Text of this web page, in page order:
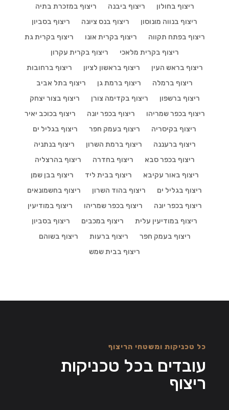
ריצוף בחולון
ריצוף ביבנה
ריצוף במזכרת בתיה
ריצוף בנווה מונוסון
ריצוף בנס ציונה
ריצוף בסביון
ריצוף בפתח תקווה
ריצוף בקרית אונו
ריצוף בקרית גת
ריצוף בקרית מלאכי
ריצוף בקרית עקרון
ריצוף בראש העין
ריצוף בראשון לציון
ריצוף ברחובות
ריצוף ברמלה
ריצוף ברמת גן
ריצוף בתל אביב
ריצוף ברשפון
ריצוף בקדימה צורן
ריצוף בצור יצחק
ריצוף בכפר שמריהו
ריצוף בכפר יונה
ריצוף בכוכב יאיר
ריצוף בקיסריה
ריצוף בעמק חפר
ריצוף בגליל ים
ריצוף ברעננה
ריצוף ברמת השרון
ריצוף בנתניה
ריצוף בכפר סבא
ריצוף בחדרה
ריצוף בהרצליה
ריצוף באור עקיבא
ריצוף בבית ליד
ריצוף בבן שמן
ריצוף בגליל ים
ריצוף בהוד השרון
ריצוף בחשמונאים
ריצוף בכפר יונה
ריצוף בכפר שמריהו
ריצוף במודיעין
ריצוף במודיעין עלית
ריצוף במכבים
ריצוף בסביון
ריצוף בעמק חפר
ריצוף ברעות
ריצוף בשוהם
ריצוף בבית שמש
כל טכניקות ומשטחי הריצוף
עובדים בכל טכניקות
ריצוף